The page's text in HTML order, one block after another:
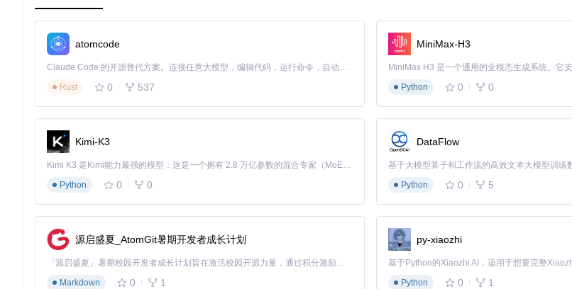
使用CMake生成系统适配的构建配置，自动检测您的Windows版本和开发环境：
CMake会根据系统环境自动配置编译参数，确保工具在您的Windows版本上最佳运行
执行构建命令，将源代码编译为可执行程序和必要的系统组件：
以管理员身份运行编译完成的程序，开始系统热键扫描与分析：
atomcode
Claude Code 的开源替代方案。连接任意大模型，编辑代码，运行命令，自动验证 — 全自动执行。用 Rust 构建，极致性能。 ｜ An open-source alternative to Claude Code. Connect any LLM, edit code, run commands, and verify changes — autonomously. Built in Rust for speed. Get Started
Rust
0 537
MiniMax-H3
Python
0 0
Kimi-K3
Kimi K3 是Kimi能力最强的模型：这是一个拥有 2.8 万亿参数的混合专家（MoE）模型，具备原生视觉理解能力，并支持 100 万 token 的上下文窗口。
Python
0 0
DataFlow
基于大模型算子和工作流的高效文本大模型训练
Python
0 5
源启盛夏_AtomGit暑期开发者成长计划
「源启盛夏」暑期校园开发者成长计划旨在激活校园开源力量，通过积分激励、认证扶持、资源倾斜等形式，引导高校组织和开发者完成「入驻 — 建项目 — 做贡献 — 获认证 — 得资源」的完整闭环。无论你是想带领社团入驻平台的组织者，还是希望用代码贡献证明自己的开发者，都能在这里找到属于你的成长路径。
Markdown
0 1
py-xiaozhi
Python
0 1